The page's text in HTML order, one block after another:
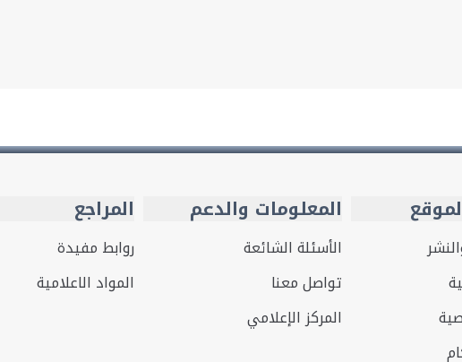
المعلومات والدعم
الأسئلة الشائعة
تواصل معنا
المركز الإعلامي
المراجع
روابط مفيدة
المواد الاعلامية